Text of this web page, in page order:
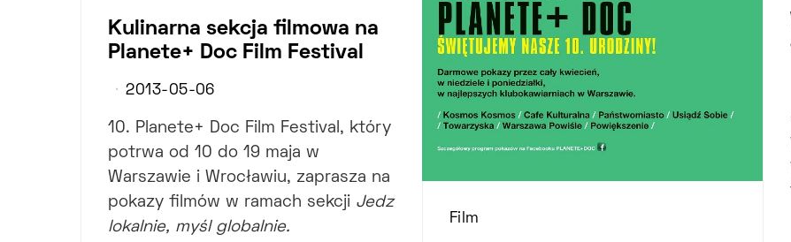
Kulinarna sekcja filmowa na
Planete+ Doc Film Festival
2013-05-06
10. Planete+ Doc Film Festival, który
potrwa od 10 do 19 maja w
Warszawie i Wrocławiu, zaprasza na
pokazy filmów w ramach sekcji Jedz
lokalnie, myśl globalnie.
Film